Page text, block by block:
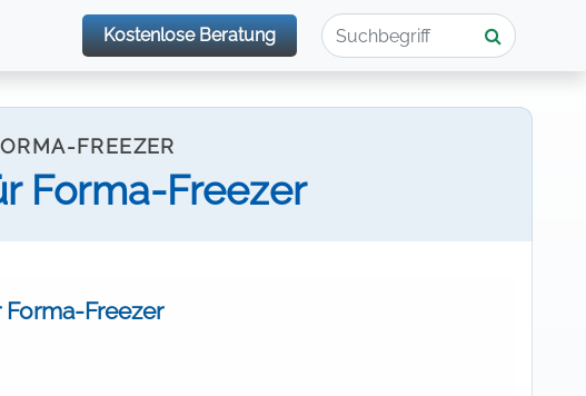
Kostenlose Beratung
FREEZER
Forma-Freezer
Freezer